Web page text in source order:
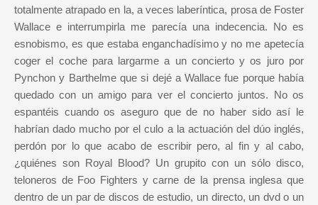
totalmente atrapado en la, a veces laberíntica, prosa de Foster
Wallace e interrumpirla me parecía una indecencia. No es
esnobismo, es que estaba enganchadísimo y no me apetecía
coger el coche para largarme a un concierto y os juro por
Pynchon y Barthelme que si dejé a Wallace fue porque había
quedado con un amigo para ver el concierto juntos. No os
espantéis cuando os aseguro que de no haber sido así le
habrían dado mucho por el culo a la actuación del dúo inglés,
perdón por lo que acabo de escribir pero, al fin y al cabo,
¿quiénes son Royal Blood? Un grupito con un sólo disco,
teloneros de Foo Fighters y carne de la prensa inglesa que
dentro de un par de discos de estudio, un directo, un dvd o un